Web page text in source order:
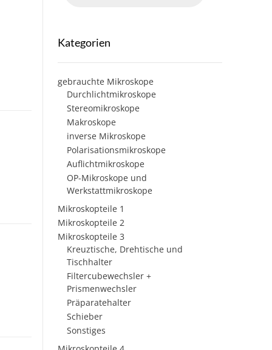
Kategorien
gebrauchte Mikroskope
Durchlichtmikroskope
Stereomikroskope
Makroskope
inverse Mikroskope
Polarisationsmikroskope
Auflichtmikroskope
OP-Mikroskope und
Werkstattmikroskope
Mikroskopteile 1
Mikroskopteile 2
Mikroskopteile 3
Kreuztische, Drehtische und
Tischhalter
Filtercubewechsler +
Prismenwechsler
Präparatehalter
Schieber
Sonstiges